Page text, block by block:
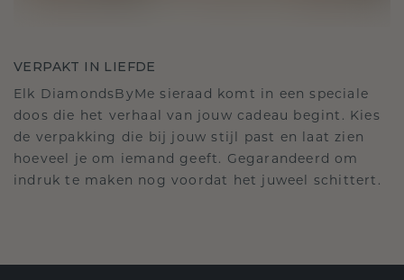
VERPAKT IN LIEFDE
Elk DiamondsByMe sieraad komt in een speciale
doos die het verhaal van jouw cadeau begint. Kies
de verpakking die bij jouw stijl past en laat zien
hoeveel je om iemand geeft. Gegarandeerd om
indruk te maken nog voordat het juweel schittert.